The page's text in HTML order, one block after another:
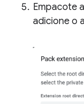
Empacote
adicione o